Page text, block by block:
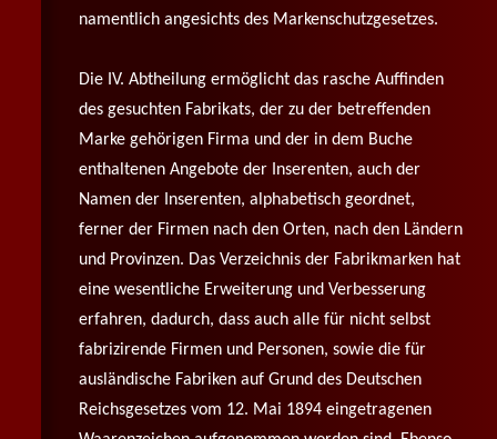
namentlich angesichts des Markenschutzgesetzes.
Die IV. Abtheilung ermöglicht das rasche Auffinden
des gesuchten Fabrikats, der zu der betreffenden
Marke gehörigen Firma und der in dem Buche
enthaltenen Angebote der Inserenten, auch der
Namen der Inserenten, alphabetisch geordnet,
ferner der Firmen nach den Orten, nach den Ländern
und Provinzen. Das Verzeichnis der Fabrikmarken hat
eine wesentliche Erweiterung und Verbesserung
erfahren, dadurch, dass auch alle für nicht selbst
fabrizirende Firmen und Personen, sowie die für
ausländische Fabriken auf Grund des Deutschen
Reichsgesetzes vom 12. Mai 1894 eingetragenen